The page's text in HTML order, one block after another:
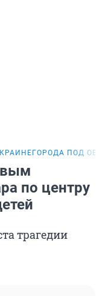
ГОРОДА ПОД
по центру
трагедии